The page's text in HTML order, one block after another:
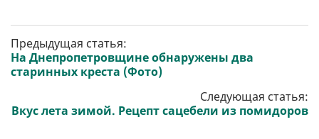
Предыдущая статья:
На Днепропетровщине обнаружены два
старинных креста (Фото)
Следующая статья:
Вкус лета зимой. Рецепт сацебели из помидоров